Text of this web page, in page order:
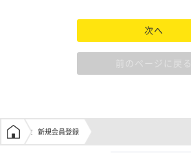
次へ
前のページに戻る
学生の窓口トップ
新規会員登録